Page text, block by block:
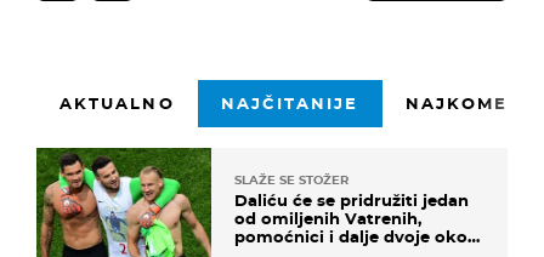
AKTUALNO NAJČITANIJE
SLAŽE SE STOŽER
Daliću će se pridružiti jedan
od omiljenih Vatrenih,
pomoćnici i dalje dvoje oko